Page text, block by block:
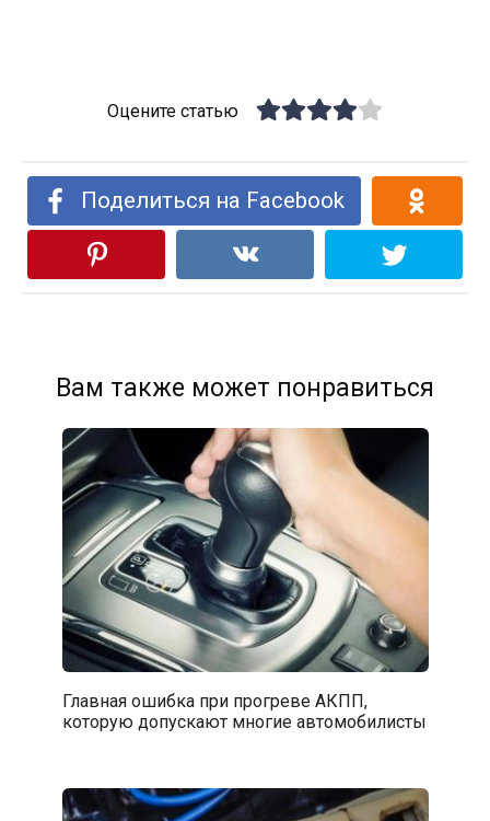
Оцените статью
Поделиться на Facebook
Вам также может понравиться
Главная ошибка при прогреве АКПП,
которую допускают многие автомобилисты